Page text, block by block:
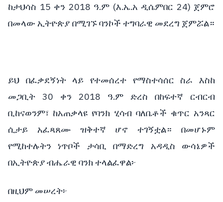
ከታህሳስ 15 ቀን 2018 ዓ.ም (እ.ኤ.አ ዲሴምበር 24) ጀምሮ
በመላው ኢትዮጵያ በሚገኙ ባንኮች ተግባራዊ መደረግ ጀምሯል።
ይህ በፈቃደኝነት ላይ የተመሰረተ የማስተሳሰር ስራ
እስከ
መጋቢት
30 ቀን 2018 ዓ.ም ድረስ በከፍተኛ
ርብርብ
ቢከናወንም፣ ከአጠቃላዩ የባንክ ሂሳብ ባለቤቶች ቁጥር አንጻር
ሲታይ
አፈጻጸሙ ዝቅተኛ ሆኖ ተገኝቷል።
በመሆኑም
የሚከተሉትን
ነጥቦች ታሳቢ በማድረግ አዳዲስ
ውሳኔዎች
በኢትዮጵያ ብሔራዊ ባንክ ተላልፈዋል፦
በዚህም መሠረት፦